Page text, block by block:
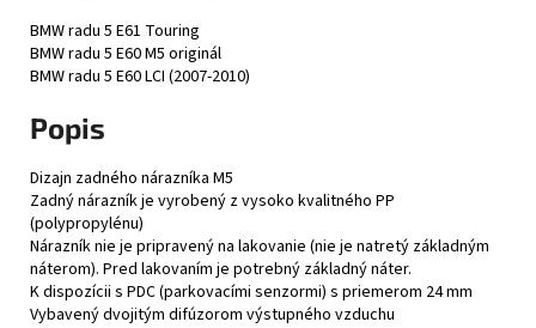
BMW radu 5 E61 Touring
BMW radu 5 E60 M5 originál
BMW radu 5 E60 LCI (2007-2010)
Popis
Dizajn zadného nárazníka M5
Zadný nárazník je vyrobený z vysoko kvalitného PP
(polypropylénu)
Nárazník nie je pripravený na lakovanie (nie je natretý základným
náterom). Pred lakovaním je potrebný základný náter.
K dispozícii s PDC (parkovacími senzormi) s priemerom 24 mm
Vybavený dvojitým difúzorom výstupného vzduchu